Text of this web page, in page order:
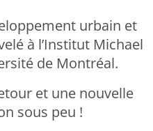
urbain et
à l’Institut Michael
de Montréal.
et une nouvelle
sous peu !